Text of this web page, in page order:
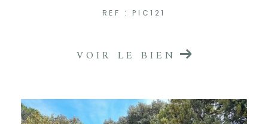
REF : PIC121
VOIR LE BIEN